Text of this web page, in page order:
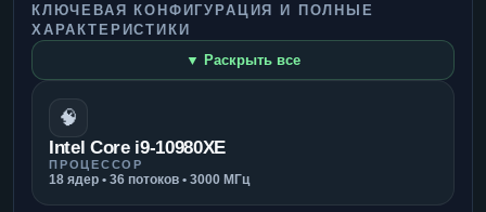
КЛЮЧЕВАЯ КОНФИГУРАЦИЯ И ПОЛНЫЕ
ХАРАКТЕРИСТИКИ
▼ Раскрыть все
🧠
Intel Core i9-10980XE
ПРОЦЕССОР
18 ядер • 36 потоков • 3000 МГц